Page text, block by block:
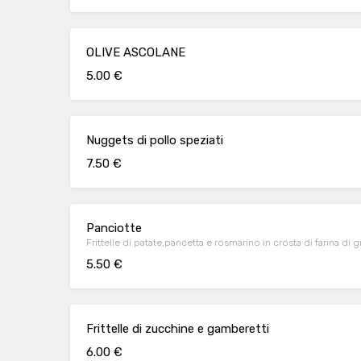
OLIVE ASCOLANE
5.00 €
Nuggets di pollo speziati
7.50 €
Panciotte
Frittelle di patate,pancetta e rosmarino in crosta di farina di
5.50 €
Frittelle di zucchine e gamberetti
6.00 €